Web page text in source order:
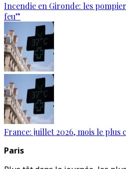
Incendie en Gironde: les
feu”
France: juillet 2026, mois le plus
Paris